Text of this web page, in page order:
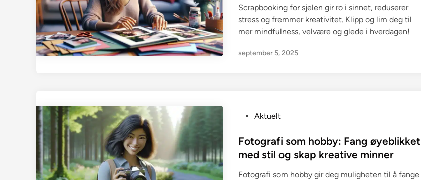
i
n
Scrapbooking for sjelen gir ro i sinnet, reduserer
stress og fremmer kreativitet. Klipp og lim deg til
mer mindfulness, velvære og glede i hverdagen!
september 5, 2025
s
t
d
Aktuelt
Fotografi som hobby: Fang øyeblikket
med stil og skap kreative minner
Fotografi som hobby gir deg muligheten til å fange